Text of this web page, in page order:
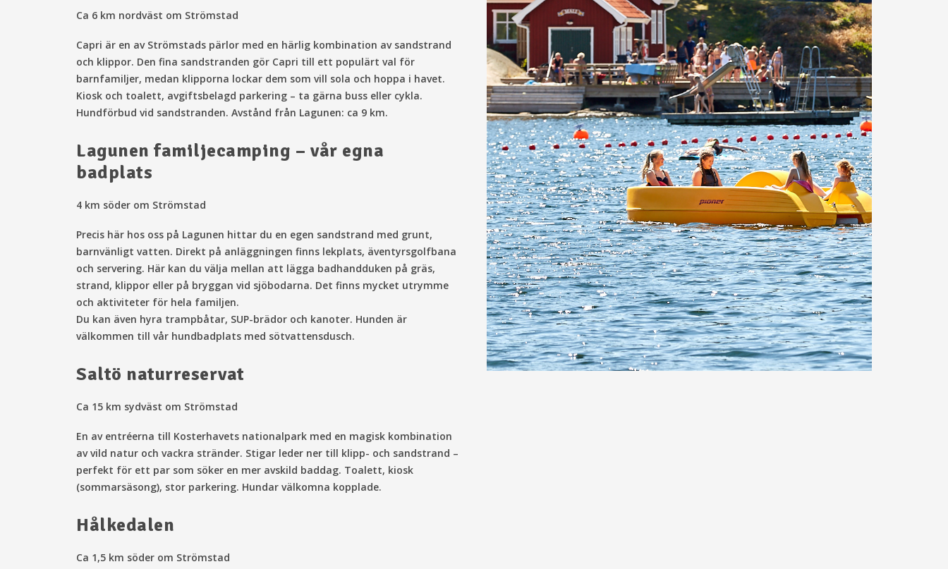
Ca 6 km nordväst om Strömstad
Capri är en av Strömstads pärlor med en härlig kombination av sandstrand
och klippor. Den fina sandstranden gör Capri till ett populärt val för
barnfamiljer, medan klipporna lockar dem som vill sola och hoppa i havet.
Kiosk och toalett, avgiftsbelagd parkering – ta gärna buss eller cykla.
Hundförbud vid sandstranden. Avstånd från Lagunen: ca 9 km.
Lagunen familjecamping – vår egna
badplats
4 km söder om Strömstad
Precis här hos oss på Lagunen hittar du en egen sandstrand med grunt,
barnvänligt vatten. Direkt på anläggningen finns lekplats, äventyrsgolfbana
och servering. Här kan du välja mellan att lägga badhandduken på gräs,
strand, klippor eller på bryggan vid sjöbodarna. Det finns mycket utrymme
och aktiviteter för hela familjen.
Du kan även hyra trampbåtar, SUP-brädor och kanoter. Hunden är
välkommen till vår hundbadplats med sötvattensdusch.
Saltö naturreservat
Ca 15 km sydväst om Strömstad
En av entréerna till Kosterhavets nationalpark med en magisk kombination
av vild natur och vackra stränder. Stigar leder ner till klipp- och sandstrand –
perfekt för ett par som söker en mer avskild baddag. Toalett, kiosk
(sommarsäsong), stor parkering. Hundar välkomna kopplade.
Hålkedalen
Ca 1,5 km söder om Strömstad